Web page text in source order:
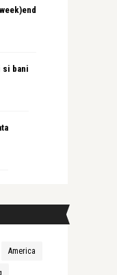
si bani
America